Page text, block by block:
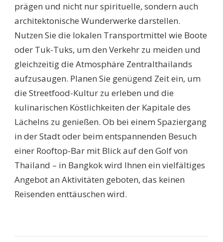
prägen und nicht nur spirituelle, sondern auch
architektonische Wunderwerke darstellen.
Nutzen Sie die lokalen Transportmittel wie Boote
oder Tuk-Tuks, um den Verkehr zu meiden und
gleichzeitig die Atmosphäre Zentralthailands
aufzusaugen. Planen Sie genügend Zeit ein, um
die Streetfood-Kultur zu erleben und die
kulinarischen Köstlichkeiten der Kapitale des
Lächelns zu genießen. Ob bei einem Spaziergang
in der Stadt oder beim entspannenden Besuch
einer Rooftop-Bar mit Blick auf den Golf von
Thailand – in Bangkok wird Ihnen ein vielfältiges
Angebot an Aktivitäten geboten, das keinen
Reisenden enttäuschen wird.